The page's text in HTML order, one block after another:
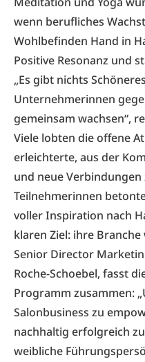
wenn berufliches
Wohlbefinden Hand in
Positive Resonanz und
„Es gibt nichts
Unternehmerinnen
gemeinsam wachsen“,
Viele lobten die offene
erleichterte, aus der
und neue
Teilnehmerinnen
voller Inspiration nach
klaren Ziel: ihre
Senior Director
Roche-Schoebel, fasst
Programm zusammen:
Salonbusiness zu
nachhaltig erfolgreich
weibliche